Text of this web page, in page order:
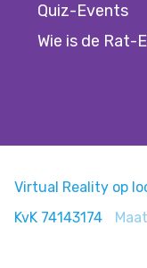
Quiz-Events
Wie is de Rat-
Virtual Reality op
KvK 74143174